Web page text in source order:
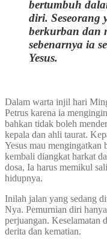
bertumbuh
diri. Seseorang
berkurban dan
sebenarnya ia
Yesus.
Dalam warta injil hari
Petrus karena ia
bahkan tidak boleh
kepala dan ahli taurat.
Yesus mau mengingatkan
kembali diangkat harkat
dosa, Ia harus memikul
hidupnya.
Inilah jalan yang sedang
Nya. Pemurnian diri
perjuangan. Keselamatan
derita dan kematian.